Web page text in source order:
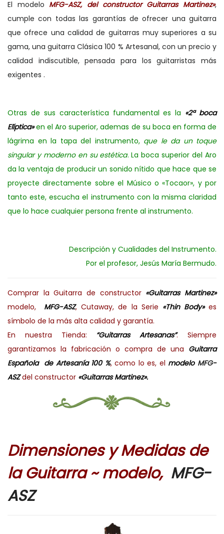
El modelo MFG-ASZ, del constructor Guitarras Martinez»,
cumple con todas las garantías de ofrecer una guitarra
que ofrece una calidad de guitarras muy superiores a su
gama, una guitarra Clásica 100 % Artesanal, con un precio y
calidad indiscutible, pensada para los guitarristas más
exigentes .
Otras de sus característica fundamental es la «2ª boca
Elíptica»en el Aro superior, ademas de su boca en forma de
lágrima en la tapa del instrumento, que le da un toque
singular y moderno en su estética. La boca superior del Aro
da la ventaja de producir un sonido nítido que hace que se
proyecte directamente sobre el Músico o «Tocaor», y por
tanto este, escucha el instrumento con la misma claridad
que lo hace cualquier persona frente al instrumento.
Descripción y Cualidades del Instrumento.
Por el profesor, Jesús María Bermudo.
Comprar la Guitarra de constructor «Guitarras Martinez»
modelo,
MFG-ASZ, Cutaway, de la Serie «Thin Body»es
símbolo de la más alta calidad y garantía.
En nuestra Tienda: “Guitarras Artesanas”. Siempre
garantizamos la fabricación o compra de una Guitarra
Española de Artesanía 100 %, como lo es, el modelo MFG-
ASZdel constructor «Guitarras Martinez».
Dimensiones y Medidas de
la Guitarra ~ modelo, MFG-
ASZ